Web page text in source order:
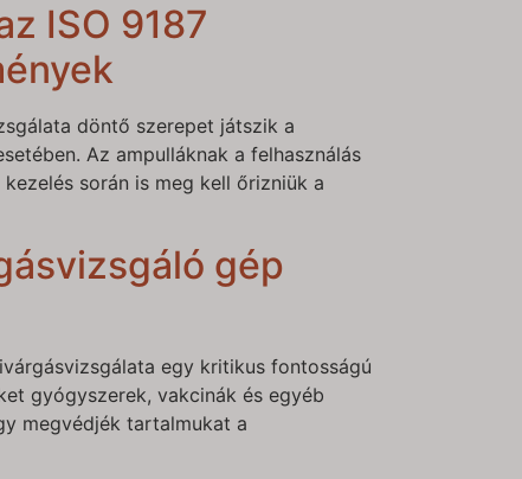
ISO 9187
döntő szerepet játszik a
Az ampulláknak a felhasználás
során is meg kell őrizniük a
gép
egy kritikus fontosságú
gyógyszerek, vakcinák és egyéb
megvédjék tartalmukat a